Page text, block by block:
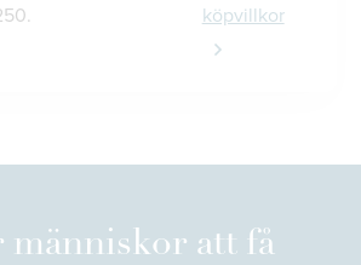
köpvillkor
människor att få